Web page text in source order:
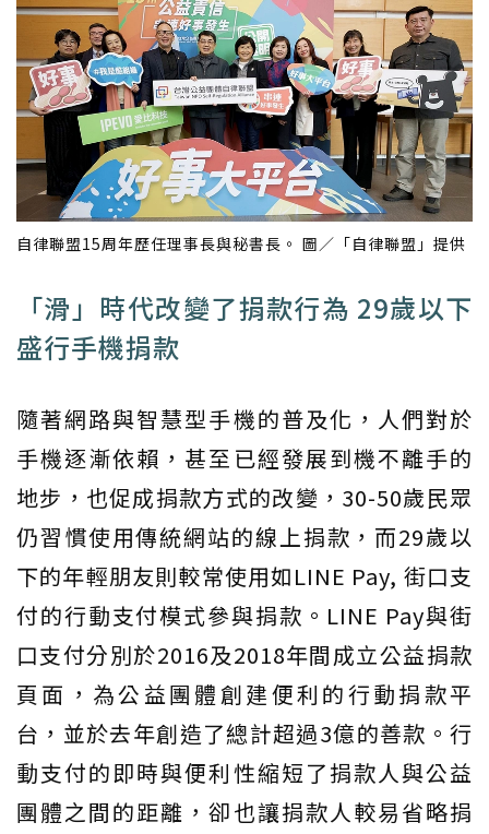
自律聯盟15周年歷任理事長與秘書長。 圖／「自律聯盟」提供
「滑」時代改變了捐款行為 29歲以下
盛行手機捐款
隨著網路與智慧型手機的普及化，人們對於
手機逐漸依賴，甚至已經發展到機不離手的
地步，也促成捐款方式的改變，30-50歲民眾
仍習慣使用傳統網站的線上捐款，而29歲以
下的年輕朋友則較常使用如LINE Pay, 街口支
付的行動支付模式參與捐款。LINE Pay與街
口支付分別於2016及2018年間成立公益捐款
頁面，為公益團體創建便利的行動捐款平
台，並於去年創造了總計超過3億的善款。行
動支付的即時與便利性縮短了捐款人與公益
團體之間的距離，卻也讓捐款人較易省略捐